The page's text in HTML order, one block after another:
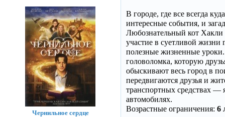
В городе, где все всегда
интересные события, и
Любознательный кот
участие в суетливой
полезные жизненные
головоломка, которую
обыскивают весь город в
передвигаются друзья и
транспортных средствах
автомобилях.
Возрастные ограничения: 6
Чернильное сердце